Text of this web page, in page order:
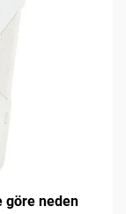
göre neden